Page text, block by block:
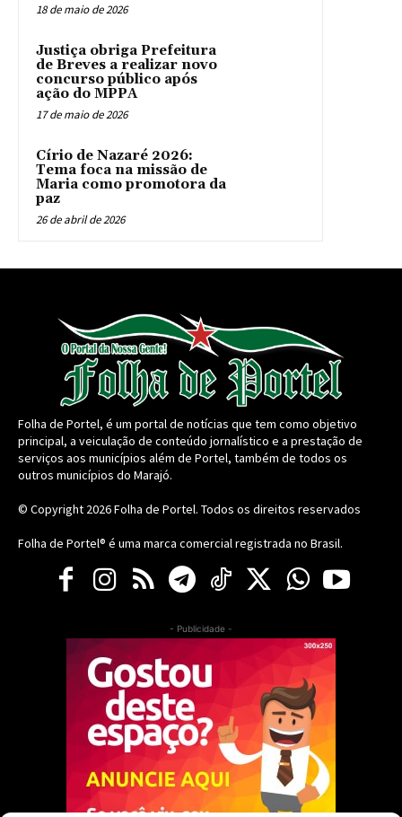
18 de maio de 2026
Justiça obriga Prefeitura
de Breves a realizar novo
concurso público após
ação do MPPA
17 de maio de 2026
Círio de Nazaré 2026:
Tema foca na missão de
Maria como promotora da
paz
26 de abril de 2026
Folha de Portel, é um portal de notícias que tem como objetivo
principal, a veiculação de conteúdo jornalístico e a prestação de
serviços aos municípios além de Portel, também de todos os
outros municípios do Marajó.
© Copyright 2026Folha de Portel. Todos os direitos reservados
Folha de Portel® é uma marca comercial registrada no Brasil.
- Publicidade -